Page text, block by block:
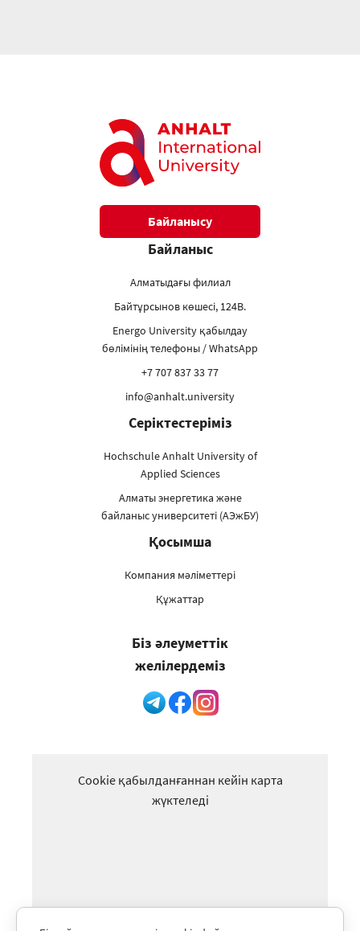
Байланысу
Байланыс
Алматыдағы филиал
Байтұрсынов көшесі, 124В.
Energo University қабылдау
бөлімінің телефоны / WhatsApp
+7 707 837 33 77
info@anhalt.university
Серіктестеріміз
Hochschule Anhalt University of
Applied Sciences
Алматы энергетика және
байланыс университеті (АЭжБУ)
Қосымша
Компания мәліметтері
Құжаттар
Біз әлеуметтік
желілердеміз
Cookie қабылданғаннан кейін карта
жүктеледі